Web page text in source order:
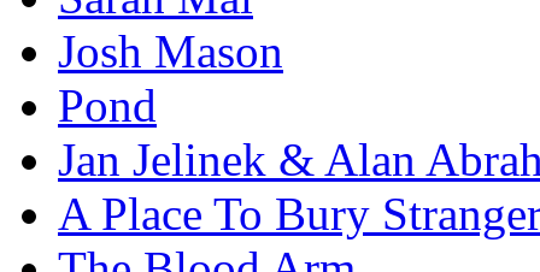
Josh Mason
Pond
Jan Jelinek & Alan
A Place To Bury